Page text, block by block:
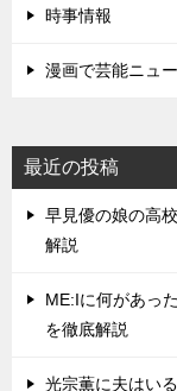
時事情報
漫画で芸能ニュ
最近の投稿
早見優の娘の高
解説
ME:Iに何があっ
を徹底解説
光宗薫に夫はい